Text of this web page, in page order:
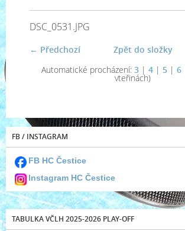
DSC_0531.JPG
← Předchozí
Zpět do složky
Automatické procházení: 3 | 4 | 5 | 6
vteřinách)
FB / INSTAGRAM
FB HC Čestice
Instagram HC Čestice
TABULKA VČLH 2025-2026 PLAY-OFF